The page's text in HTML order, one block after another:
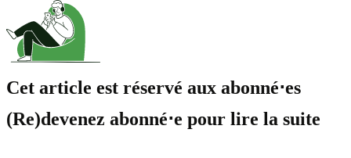
Cet article est réservé aux abonné⋅es
(Re)devenez abonné⋅e pour lire la suite